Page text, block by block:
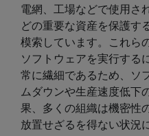
電網、工場などで使用さ
どの重要な資産を保護す
模索しています。これら
ソフトウェアを実行する
常に繊細であるため、ソ
ムダウンや生産速度低下
果、多くの組織は機密性
放置せざるを得ない状況